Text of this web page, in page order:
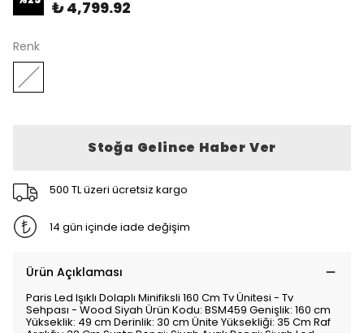
₺ 4,799.92
Renk
Stoğa Gelince Haber Ver
500 TL üzeri ücretsiz kargo
14 gün içinde iade değişim
Ürün Açıklaması
Paris Led Işıklı Dolaplı Minifiksli 160 Cm Tv Ünitesi - Tv
Sehpası - Wood Siyah Ürün Kodu: BSM459 Genişlik: 160 cm
Yükseklik: 49 cm Derinlik: 30 cm Ünite Yüksekliği: 35 Cm Raf